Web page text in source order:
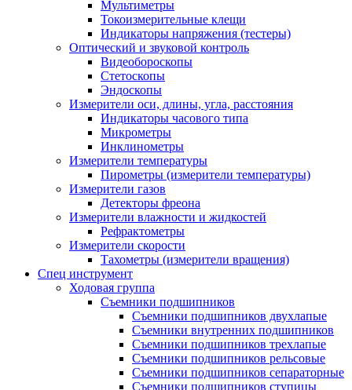
Мультиметры
Токоизмерительные клещи
Индикаторы напряжения (тестеры)
Оптический и звуковой контроль
Видеобороскопы
Стетоскопы
Эндоскопы
Измерители оси, длины, угла, расстояния
Индикаторы часового типа
Микрометры
Инклинометры
Измерители температуры
Пирометры (измерители температуры)
Измерители газов
Детекторы фреона
Измерители влажности и жидкостей
Рефрактометры
Измерители скорости
Тахометры (измерители вращения)
Спец инструмент
Ходовая группа
Съемники подшипников
Съемники подшипников двухлапые
Съемники внутренних подшипников
Съемники подшипников трехлапые
Съемники подшипников рельсовые
Съемники подшипников сепараторные
Съемники подшипников ступицы